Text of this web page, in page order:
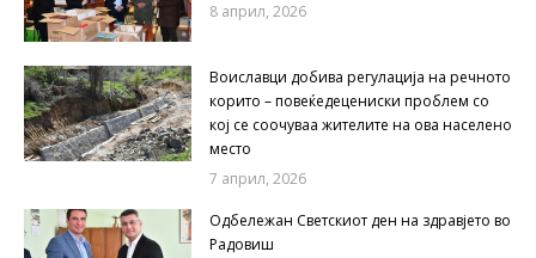
8 април, 2026
Воиславци добива регулација на речното
корито – повеќедецениски проблем со
кој се соочуваа жителите на ова населено
место
7 април, 2026
Одбележан Светскиот ден на здравјето во
Радовиш